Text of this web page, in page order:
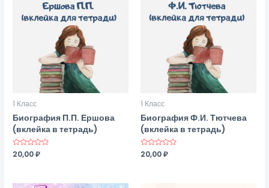
1 Класс
Биография П.П. Ершова
(вклейка в тетрадь)
Оценка
0
20,00₽
1 Класс
Биография Ф.И. Тютчева
(вклейка в тетрадь)
Оценка
0
20,00₽